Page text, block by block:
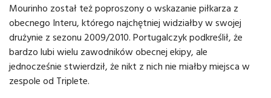
Mourinho został też poproszony o wskazanie piłkarza z
obecnego Interu, którego najchętniej widziałby w swojej
drużynie z sezonu 2009/2010. Portugalczyk podkreślił, że
bardzo lubi wielu zawodników obecnej ekipy, ale
jednocześnie stwierdził, że nikt z nich nie miałby miejsca w
zespole od Triplete.